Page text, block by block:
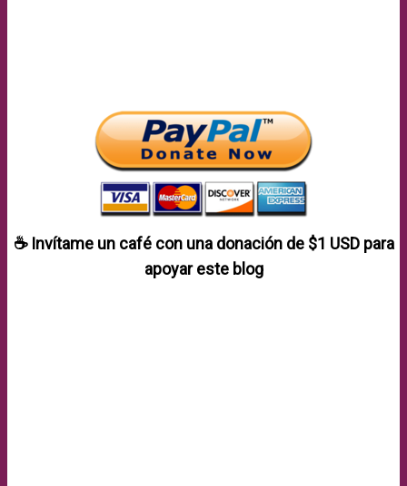
☕ Invítame un café con una donación de $1 USDpara
apoyar este blog